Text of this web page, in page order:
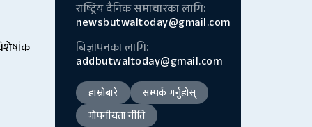
राष्ट्रिय दैनिक समाचारका लागि:
newsbutwaltoday@gmail.com
बिज्ञापनका लागि:
addbutwaltoday@gmail.com
हाम्रोबारे
सम्पर्क गर्नुहोस्
गोपनीयता नीति